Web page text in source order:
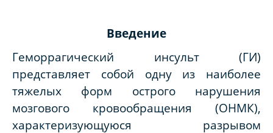
Введение
Геморрагический инсульт (ГИ)
представляет собой одну из наиболее
тяжелых форм острого нарушения
мозгового кровообращения (ОНМК),
характеризующуюся разрывом